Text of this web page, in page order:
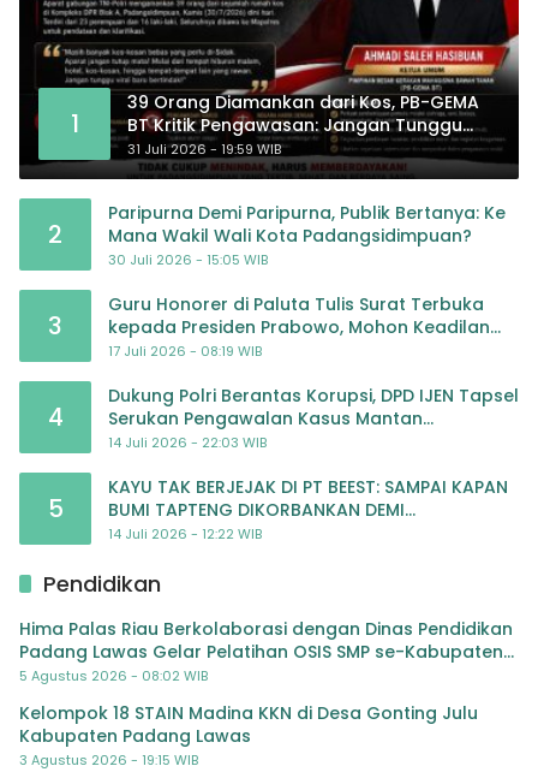
1
39 Orang Diamankan dari Kos, PB-GEMA
BT Kritik Pengawasan: Jangan Tunggu
Masyarakat Bergerak Baru Negara
Bertindak
31 Juli 2026 - 19:59 WIB
2
Paripurna Demi Paripurna, Publik Bertanya: Ke
Mana Wakil Wali Kota Padangsidimpuan?
30 Juli 2026 - 15:05 WIB
3
Guru Honorer di Paluta Tulis Surat Terbuka
kepada Presiden Prabowo, Mohon Keadilan
atas Dugaan Kriminalisasi
17 Juli 2026 - 08:19 WIB
4
Dukung Polri Berantas Korupsi, DPD IJEN Tapsel
Serukan Pengawalan Kasus Mantan
Jampidsus hingga Tuntas
14 Juli 2026 - 22:03 WIB
5
KAYU TAK BERJEJAK DI PT BEEST: SAMPAI KAPAN
BUMI TAPTENG DIKORBANKAN DEMI
KEUNTUNGAN? KETUA DPW SUMUT IJEN DESAK
14 Juli 2026 - 12:22 WIB
Pendidikan
Hima Palas Riau Berkolaborasi dengan Dinas Pendidikan
Padang Lawas Gelar Pelatihan OSIS SMP se-Kabupaten
Padang Lawas
5 Agustus 2026 - 08:02 WIB
Kelompok 18 STAIN Madina KKN di Desa Gonting Julu
Kabupaten Padang Lawas
3 Agustus 2026 - 19:15 WIB